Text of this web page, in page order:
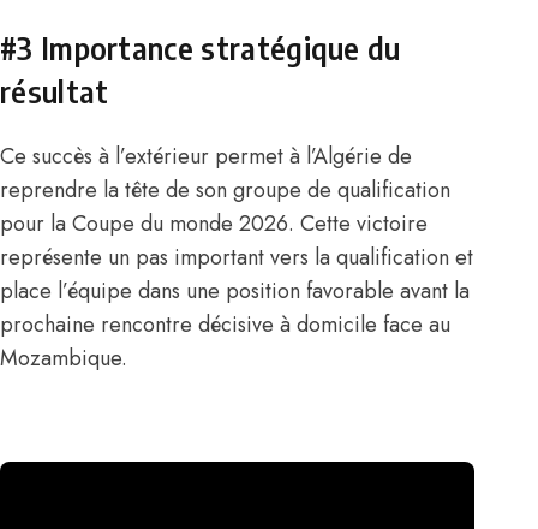
#3 Importance stratégique du
résultat
Ce succès à l’extérieur permet à l’Algérie de
reprendre la tête de son groupe de qualification
pour la Coupe du monde 2026. Cette victoire
représente un pas important vers la qualification et
place l’équipe dans une position favorable avant la
prochaine rencontre décisive à domicile face au
Mozambique.